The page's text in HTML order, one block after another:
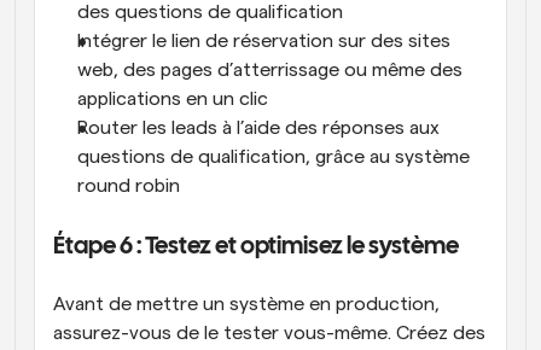
des questions de qualification
Intégrer le lien de réservation sur des sites
web, des pages d’atterrissage ou même des
applications en un clic
Router les leads à l’aide des réponses aux
questions de qualification, grâce au système
round robin
Étape 6 : Testez et optimisez le système
Avant de mettre un système en production,
assurez-vous de le tester vous-même. Créez des